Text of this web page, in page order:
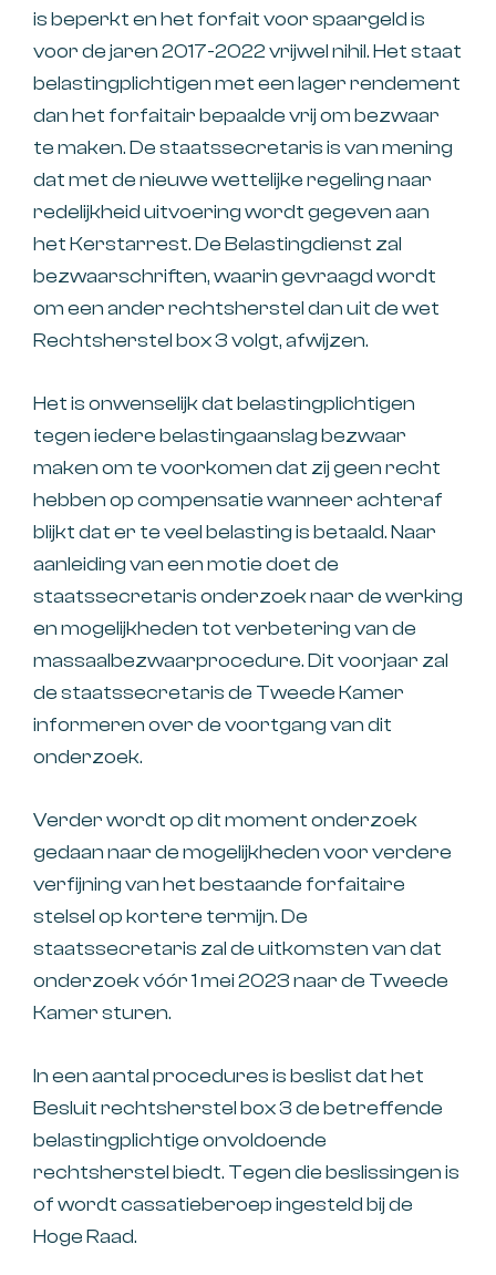
is beperkt en het forfait voor spaargeld is
voor de jaren 2017-2022 vrijwel nihil. Het staat
belastingplichtigen met een lager rendement
dan het forfaitair bepaalde vrij om bezwaar
te maken. De staatssecretaris is van mening
dat met de nieuwe wettelijke regeling naar
redelijkheid uitvoering wordt gegeven aan
het Kerstarrest. De Belastingdienst zal
bezwaarschriften, waarin gevraagd wordt
om een ander rechtsherstel dan uit de wet
Rechtsherstel box 3 volgt, afwijzen.
Het is onwenselijk dat belastingplichtigen
tegen iedere belastingaanslag bezwaar
maken om te voorkomen dat zij geen recht
hebben op compensatie wanneer achteraf
blijkt dat er te veel belasting is betaald. Naar
aanleiding van een motie doet de
staatssecretaris onderzoek naar de werking
en mogelijkheden tot verbetering van de
massaalbezwaarprocedure. Dit voorjaar zal
de staatssecretaris de Tweede Kamer
informeren over de voortgang van dit
onderzoek.
Verder wordt op dit moment onderzoek
gedaan naar de mogelijkheden voor verdere
verfijning van het bestaande forfaitaire
stelsel op kortere termijn. De
staatssecretaris zal de uitkomsten van dat
onderzoek vóór 1 mei 2023 naar de Tweede
Kamer sturen.
In een aantal procedures is beslist dat het
Besluit rechtsherstel box 3 de betreffende
belastingplichtige onvoldoende
rechtsherstel biedt. Tegen die beslissingen is
of wordt cassatieberoep ingesteld bij de
Hoge Raad.